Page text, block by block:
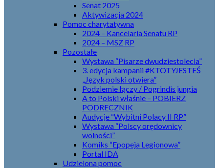
Senat 2025
Aktywizacja 2024
Pomoc charytatywna
2024 – Kancelaria Senatu RP
2024 – MSZ RP
Pozostałe
Wystawa “Pisarze dwudziestolecia”
3. edycja kampanii #KTOTYJESTEŚ
„Język polski otwiera”
Podziemie łączy / Pogrindis jungia
A to Polski właśnie – POBIERZ
PODRECZNIK
Audycje “Wybitni Polacy II RP”
Wystawa “Polscy orędownicy
wolności”
Komiks “Epopeja Legionowa”
Portal IDA
Udzielona pomoc